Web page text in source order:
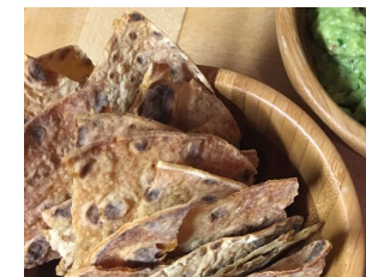
Oppskrifter